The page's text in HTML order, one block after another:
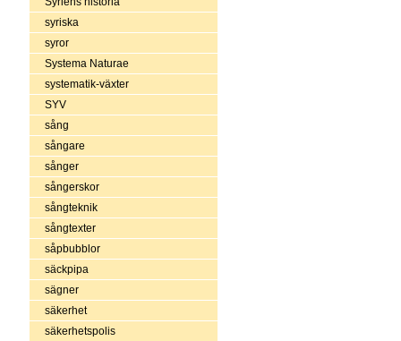
syriska
syror
Systema Naturae
systematik-växter
SYV
sång
sångare
sånger
sångerskor
sångteknik
sångtexter
såpbubblor
säckpipa
sägner
säkerhet
säkerhetspolis